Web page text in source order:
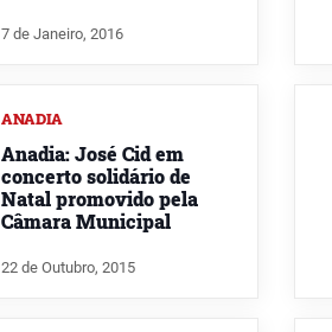
7 de Janeiro, 2016
ANADIA
Anadia: José Cid em
concerto solidário de
Natal promovido pela
Câmara Municipal
22 de Outubro, 2015